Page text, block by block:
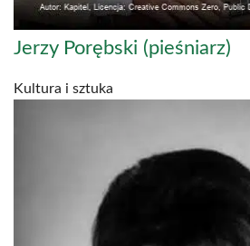
Jerzy Porębski (pieśniarz)
Kultura i sztuka